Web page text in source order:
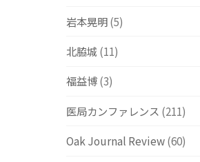
岩本晃明(5)
北脇城 (11)
福益博(3)
医局カンファレンス (211)
Oak Journal Review(60)